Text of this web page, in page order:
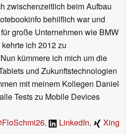
zwischenzeitlich beim Aufbau
behilflich war und
große Unternehmen wie BMW
ich 2012 zu
kümmere ich mich um die
und Zukunftstechnologien
mit meinem Kollegen Daniel
Tests zu Mobile Devices
, LinkedIn, Xing